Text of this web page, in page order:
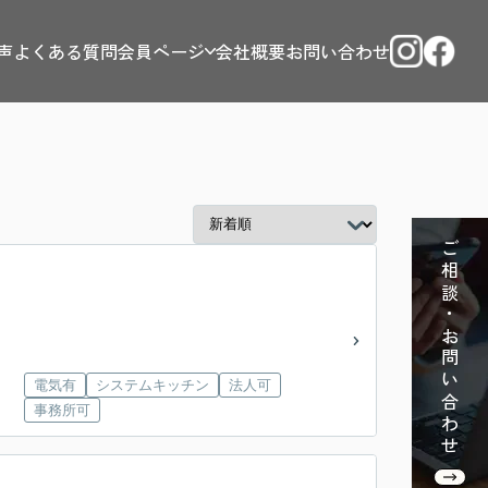
よくある質問会員ページ 会社概要お問い合わせ
ご相談・お問い合わせ
電気有 システムキッチン
法人可
事務所可